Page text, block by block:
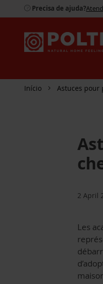
Precisa de ajuda?
Início Astuces pour
2 April
Les